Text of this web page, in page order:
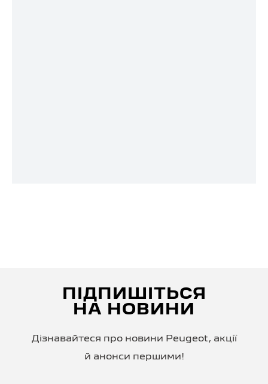
ПІДПИШІТЬСЯ
НА НОВИНИ
Дізнавайтеся про новини Peugeot, акції
й анонси першими!